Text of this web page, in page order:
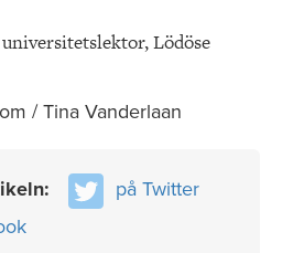
Lödöse
/ Tina Vanderlaan
på Twitter